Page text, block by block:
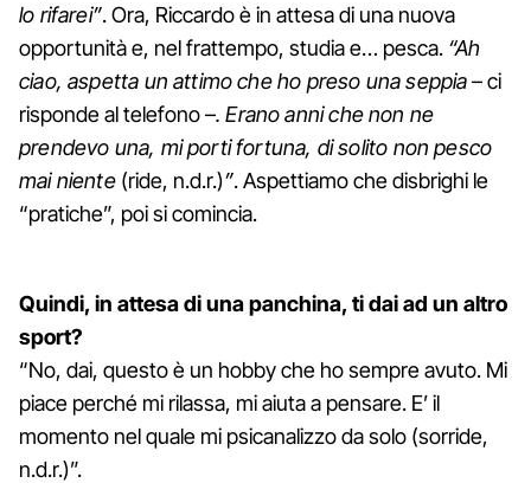
lo rifarei”. Ora, Riccardo è in attesa di una nuova
opportunità e, nel frattempo, studia e… pesca. “Ah
ciao, aspetta un attimo che ho preso una seppia– ci
risponde al telefono –. Erano anni che non ne
prendevo una, mi porti fortuna, di solito non pesco
mai niente(ride, n.d.r.)”. Aspettiamo che disbrighi le
“pratiche”, poi si comincia.
Quindi, in attesa di una panchina, ti dai ad un altro
sport?
“No, dai, questo è un hobby che ho sempre avuto. Mi
piace perché mi rilassa, mi aiuta a pensare. E’ il
momento nel quale mi psicanalizzo da solo (sorride,
n.d.r.)”.